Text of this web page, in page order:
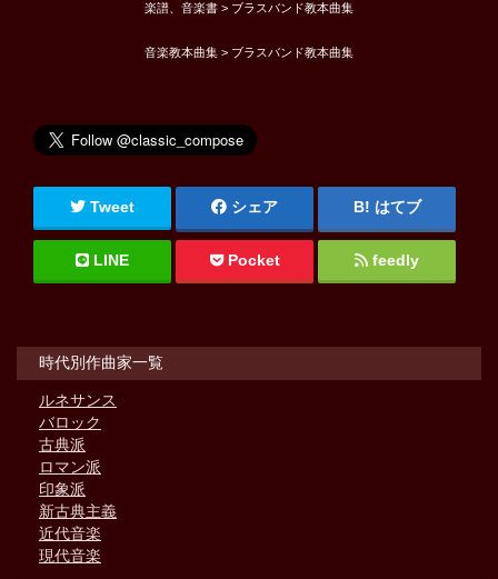
楽譜、音楽書 > ブラスバンド教本曲集
音楽教本曲集 > ブラスバンド教本曲集
Tweet シェア はてブ
LINE Pocket feedly
時代別作曲家一覧
ルネサンス
バロック
古典派
ロマン派
印象派
新古典主義
近代音楽
現代音楽